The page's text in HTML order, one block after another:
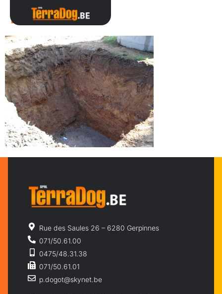
DSC01726
Rue des Saules 26 – 6280 Gerpinnes
071/50.61.00
0475/48.31.38
071/50.61.01
p.dogot@skynet.be